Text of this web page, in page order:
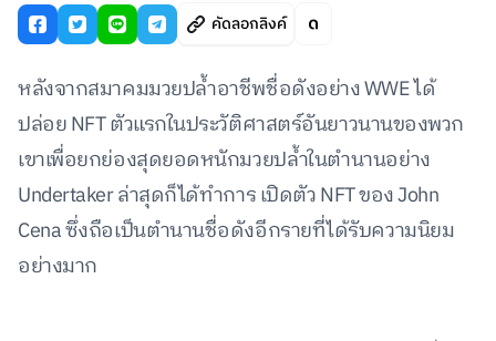
คัดลอกลิงค์
หลังจากสมาคมมวยปล้ำอาชีพชื่อดังอย่าง WWE ได้
ปล่อย NFT ตัวแรกในประวัติศาสตร์อันยาวนานของพวก
เขาเพื่อยกย่องสุดยอดหนักมวยปล้ำในตำนานอย่าง
Undertaker ล่าสุดก็ได้ทำการ เปิดตัว NFT ของ John
Cena ซึ่งถือเป็นตำนานชื่อดังอีกรายที่ได้รับความนิยม
อย่างมาก